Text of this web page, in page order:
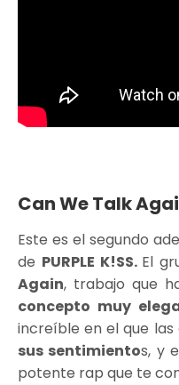
Can We Talk
Este es el segundo
de PURPLE K!SS. El
Again, trabajo que
concepto muy
increíble en el que las
sus sentimientos, y
potente rap que te